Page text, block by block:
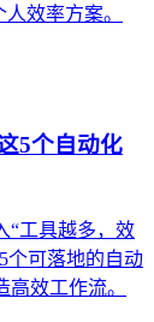
效率方案。
5个自动化
“工具越多，效
个可落地的自动
效工作流。